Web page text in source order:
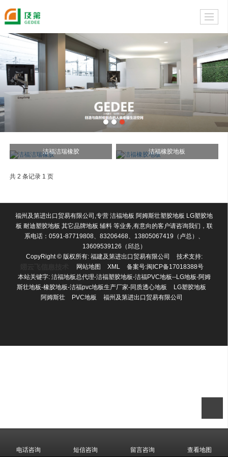
洁福洁瑞橡胶 洁福橡胶地板
共 2 条记录 1 页
福州及第进出口贸易有限公司,专营 洁福地板 阿姆斯壮塑胶地板 LG塑胶地
板 耐迪塑胶地板 其它品牌地板 辅料 等业务,有意向的客户请咨询我们，联
系电话：0591-87719808、83206468、13805067419（卢总）、
13609539126（邱总）
CopyRight © 版权所有: 福建及第进出口贸易有限公司
技术支持:
网站地图
XML 备案号:闽ICP备17018388号
本站关键字: 洁福地板总代理-洁福塑胶地板-洁福PVC地板--LG地板-阿姆
斯壮地板-橡胶地板-洁福pvc地板生产厂家-同质透心地板
LG塑胶地板
阿姆斯壮
PVC地板 福州及第进出口贸易有限公司
电话咨询 短信咨询 留言咨询 查看地图